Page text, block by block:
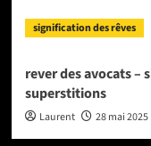
signification des rêves
rever des avocats
superstitions
Laurent 28 mai 2025